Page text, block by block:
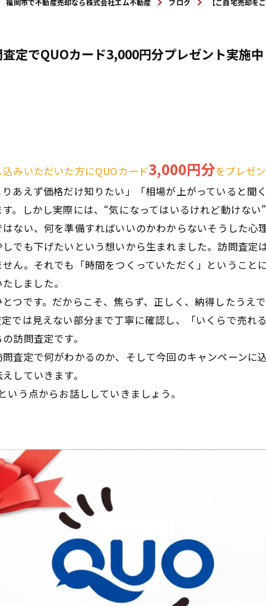
福岡市で不動産売却なら株式会社エム不動産 ブログ 【ご自宅売却
定でQUOカード3,000円分プレゼント実施中
みいただいた方にQUOカード3,000円分をプレゼ
あえず価格だけ知りたい」「相場が上がっていると聞
。しかし実際には、“気になってはいるけれど動けな
ない、何を準備すればいいのかわからない――そうした
でも下げたいという想いから生まれました。訪問査
ん。それでも「時間をつくっていただく」ということ
しました。
つです。だからこそ、焦らず、正しく、納得したうえ
では見えない部分まで丁寧に確認し、「いくらで売れ
訪問査定です。
査定で何がわかるのか、そして今回のキャンペーンに
していきます。
う点からお話ししていきましょう。